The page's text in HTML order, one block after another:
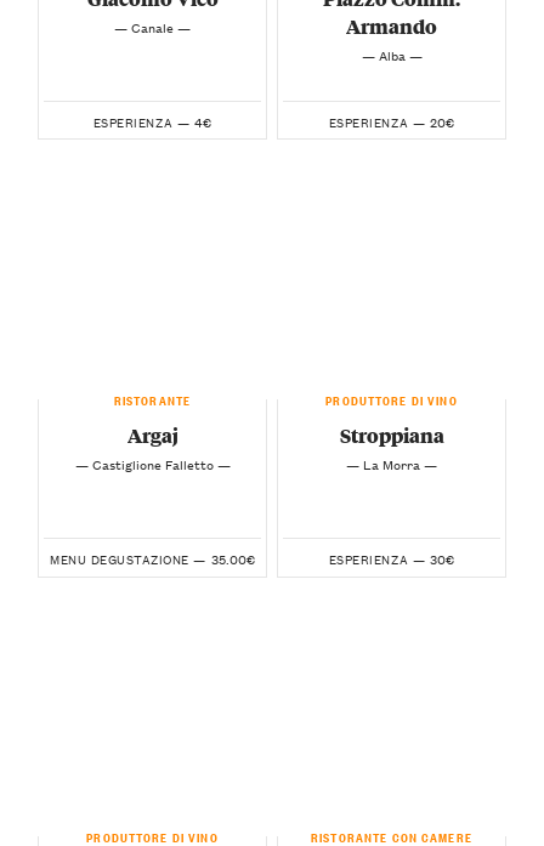
— Canale —
ESPERIENZA — 4€
Armando
— Alba —
ESPERIENZA — 20€
RISTORANTE
Argaj
— Castiglione Falletto —
MENU DEGUSTAZIONE — 35.00€
PRODUTTORE DI VINO
Stroppiana
— La Morra —
ESPERIENZA — 30€
PRODUTTORE DI VINO RISTORANTE CON CAMERE